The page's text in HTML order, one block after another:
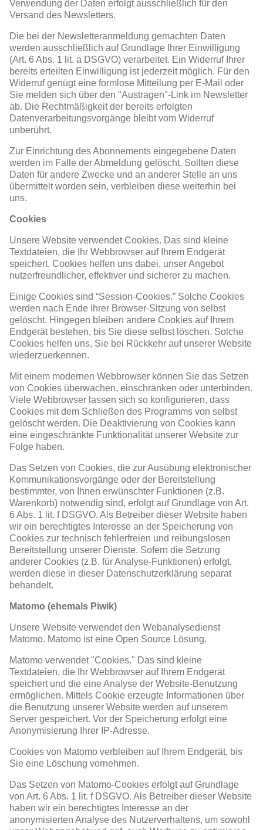
Verwendung der Daten erfolgt ausschließlich für den
Versand des Newsletters.
Die bei der Newsletteranmeldung gemachten Daten
werden ausschließlich auf Grundlage Ihrer Einwilligung
(Art. 6 Abs. 1 lit. a DSGVO) verarbeitet. Ein Widerruf Ihrer
bereits erteilten Einwilligung ist jederzeit möglich. Für den
Widerruf genügt eine formlose Mitteilung per E-Mail oder
Sie melden sich über den "Austragen"-Link im Newsletter
ab. Die Rechtmäßigkeit der bereits erfolgten
Datenverarbeitungsvorgänge bleibt vom Widerruf
unberührt.
Zur Einrichtung des Abonnements eingegebene Daten
werden im Falle der Abmeldung gelöscht. Sollten diese
Daten für andere Zwecke und an anderer Stelle an uns
übermittelt worden sein, verbleiben diese weiterhin bei
uns.
Cookies
Unsere Website verwendet Cookies. Das sind kleine
Textdateien, die Ihr Webbrowser auf Ihrem Endgerät
speichert. Cookies helfen uns dabei, unser Angebot
nutzerfreundlicher, effektiver und sicherer zu machen.
Einige Cookies sind “Session-Cookies.” Solche Cookies
werden nach Ende Ihrer Browser-Sitzung von selbst
gelöscht. Hingegen bleiben andere Cookies auf Ihrem
Endgerät bestehen, bis Sie diese selbst löschen. Solche
Cookies helfen uns, Sie bei Rückkehr auf unserer Website
wiederzuerkennen.
Mit einem modernen Webbrowser können Sie das Setzen
von Cookies überwachen, einschränken oder unterbinden.
Viele Webbrowser lassen sich so konfigurieren, dass
Cookies mit dem Schließen des Programms von selbst
gelöscht werden. Die Deaktivierung von Cookies kann
eine eingeschränkte Funktionalität unserer Website zur
Folge haben.
Das Setzen von Cookies, die zur Ausübung elektronischer
Kommunikationsvorgänge oder der Bereitstellung
bestimmter, von Ihnen erwünschter Funktionen (z.B.
Warenkorb) notwendig sind, erfolgt auf Grundlage von Art.
6 Abs. 1 lit. f DSGVO. Als Betreiber dieser Website haben
wir ein berechtigtes Interesse an der Speicherung von
Cookies zur technisch fehlerfreien und reibungslosen
Bereitstellung unserer Dienste. Sofern die Setzung
anderer Cookies (z.B. für Analyse-Funktionen) erfolgt,
werden diese in dieser Datenschutzerklärung separat
behandelt.
Matomo (ehemals Piwik)
Unsere Website verwendet den Webanalysedienst
Matomo. Matomo ist eine Open Source Lösung.
Matomo verwendet "Cookies." Das sind kleine
Textdateien, die Ihr Webbrowser auf Ihrem Endgerät
speichert und die eine Analyse der Website-Benutzung
ermöglichen. Mittels Cookie erzeugte Informationen über
die Benutzung unserer Website werden auf unserem
Server gespeichert. Vor der Speicherung erfolgt eine
Anonymisierung Ihrer IP-Adresse.
Cookies von Matomo verbleiben auf Ihrem Endgerät, bis
Sie eine Löschung vornehmen.
Das Setzen von Matomo-Cookies erfolgt auf Grundlage
von Art. 6 Abs. 1 lit. f DSGVO. Als Betreiber dieser Website
haben wir ein berechtigtes Interesse an der
anonymisierten Analyse des Nutzerverhaltens, um sowohl